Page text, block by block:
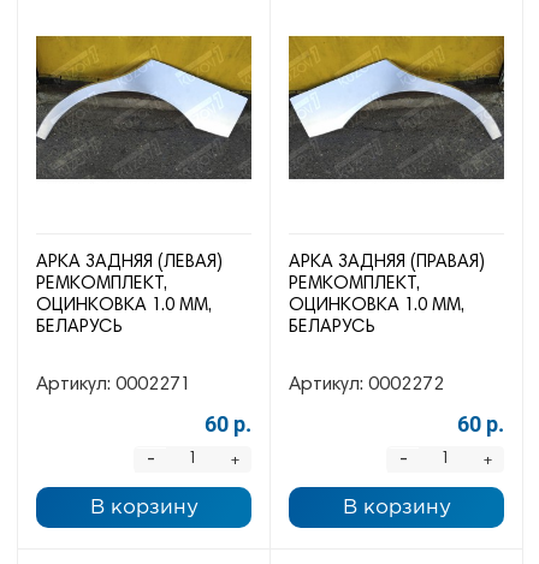
АРКА ЗАДНЯЯ (ЛЕВАЯ)
РЕМКОМПЛЕКТ,
ОЦИНКОВКА 1.0 ММ,
БЕЛАРУСЬ
Артикул: 0002271
60 р.
+
-
В корзину
АРКА ЗАДНЯЯ (ПРАВАЯ)
РЕМКОМПЛЕКТ,
ОЦИНКОВКА 1.0 ММ,
БЕЛАРУСЬ
Артикул: 0002272
60 р.
+
-
В корзину